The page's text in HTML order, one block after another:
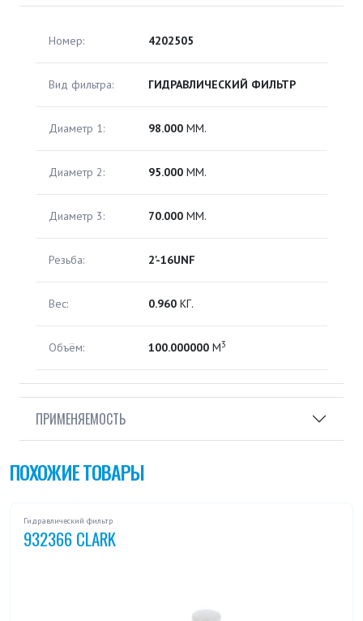
Номер: 4202505
Вид фильтра: ГИДРАВЛИЧЕСКИЙ ФИЛЬТР
Диаметр 1: 98.000 ММ.
Диаметр 2: 95.000 ММ.
Диаметр 3: 70.000 ММ.
Резьба: 2'-16UNF
Вес: 0.960 КГ.
Объём: 100.000000 М3
ПРИМЕНЯЕМОСТЬ
ПОХОЖИЕ ТОВАРЫ
Гидравлический фильтр
932366 CLARK